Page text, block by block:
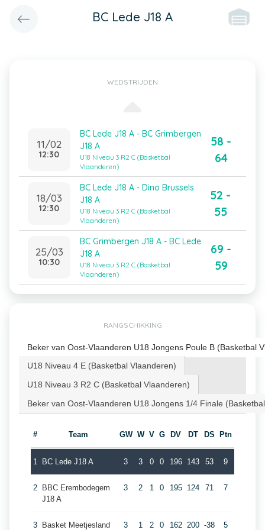
BC Lede J18 A
WEDSTRIJDEN
11/02
12:30
BC Lede J18 A - BC Grimbergen
J18 A
U18 Niveau 3 R2 C (Basketbal
Vlaanderen)
58 -
64
18/03
12:30
BC Lede J18 A - Dino Brussels
J18 A
U18 Niveau 3 R2 C (Basketbal
Vlaanderen)
52 -
55
25/03
10:30
BC Grimbergen J18 A - BC Lede
J18 A
U18 Niveau 3 R2 C (Basketbal
Vlaanderen)
69 -
59
RANGSCHIKKING
Beker van Oost-Vlaanderen U18 Jongens Poule B (Basketbal
U18 Niveau 4 E (Basketbal Vlaanderen)
U18 Niveau 3 R2 C (Basketbal Vlaanderen)
Beker van Oost-Vlaanderen U18 Jongens 1/4 Finale
# Team GW W V G DV DT DS Ptn
1 BC Lede J18 A 3 3 0 0 196 143 53 9
2
BBC Erembodegem
J18 A
3 2 1 0 195 124 71 7
3 Basket Meetjesland 3 1 2 0 162 200 -38 5